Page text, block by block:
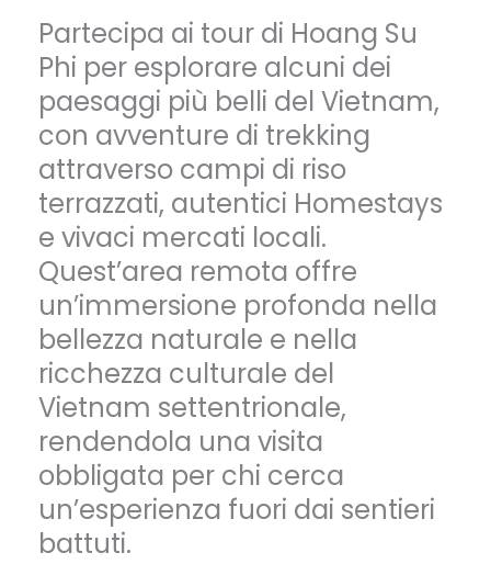
Partecipa ai tour di Hoang Su
Phi per esplorare alcuni dei
paesaggi più belli del Vietnam,
con avventure di trekking
attraverso campi di riso
terrazzati, autentici Homestays
e vivaci mercati locali.
Quest’area remota offre
un’immersione profonda nella
bellezza naturale e nella
ricchezza culturale del
Vietnam settentrionale,
rendendola una visita
obbligata per chi cerca
un’esperienza fuori dai sentieri
battuti.